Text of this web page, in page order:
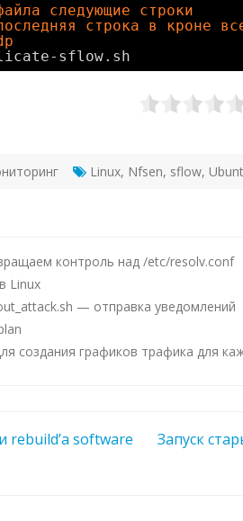
следующие строки
строка в кроне
sflow.sh
Linux, Nfsen, sflow,
контроль над /etc/resolv.conf
Linux
— отправка уведомлений
создания графиков трафика для
rebuild’a software
Запуск